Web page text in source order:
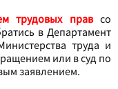
трудовых прав со
в Департамент
труда и
или в суд по
заявлением.